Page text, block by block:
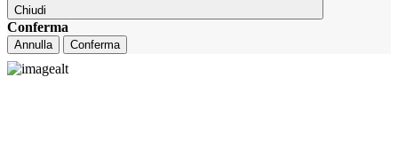
Chiudi
Conferma
Annulla Conferma